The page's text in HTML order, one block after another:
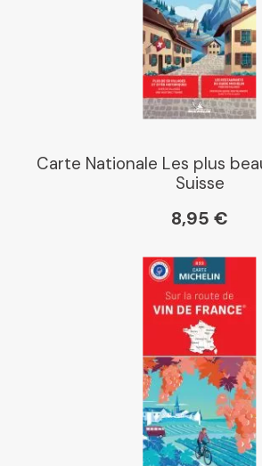
Carte Nationale Les plus
Suisse
8,95 €